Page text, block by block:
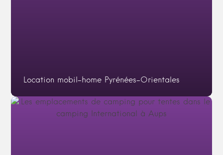
Location mobil-home Pyrénées-Orientales